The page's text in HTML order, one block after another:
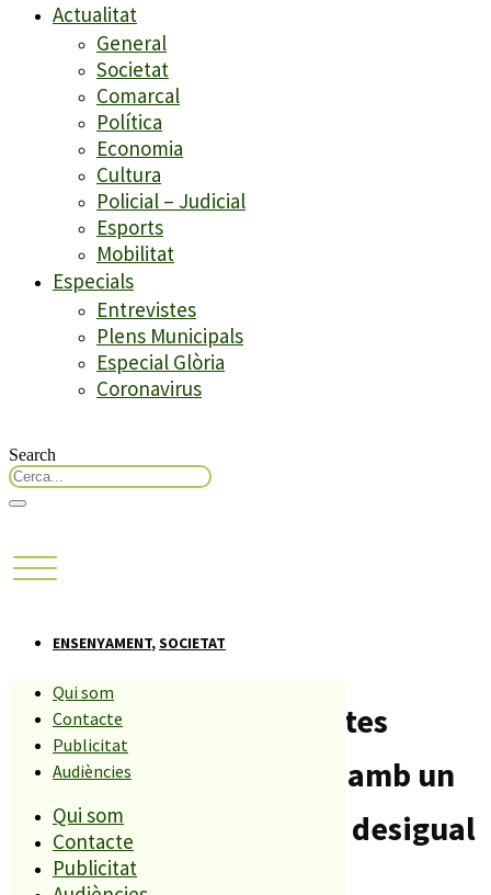
Actualitat
General
Societat
Comarcal
Política
Economia
Cultura
Policial – Judicial
Esports
Mobilitat
Especials
Entrevistes
Plens Municipals
Especial Glòria
Coronavirus
Search
Qui som
Contacte
Publicitat
Audiències
Qui som
Contacte
Publicitat
ENSENYAMENT,SOCIETAT
Nova jornada de protestes
educatives al Maresme amb un
seguiment de l’aturada desigual
a Palafolls